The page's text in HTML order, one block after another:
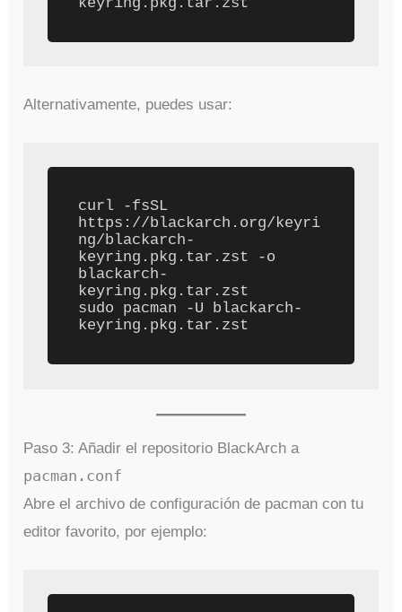
Alternativamente, puedes usar:
curl -fsSL
https://blackarch.org/keyri
ng/blackarch-
keyring.pkg.tar.zst -o
blackarch-
keyring.pkg.tar.zst
sudo pacman -U blackarch-
Paso 3: Añadir el repositorio BlackArch a
pacman.conf
Abre el archivo de configuración de pacman con tu
editor favorito, por ejemplo: